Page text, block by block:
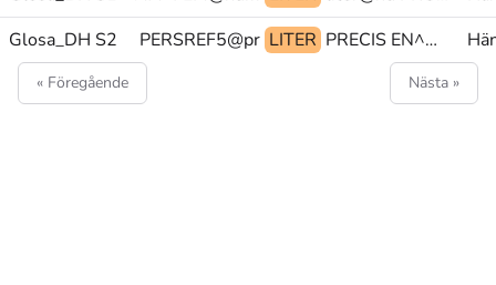
Glosa_DH S2
PRO1 MED PERSREF5@pr LITER PRECIS EN^DECIMALKOMMA^FEM@num KILOGRAM
« Föregående Nästa »